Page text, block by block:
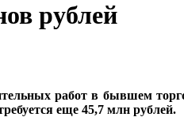
рублей
работ в бывшем
еще 45,7 млн рублей.